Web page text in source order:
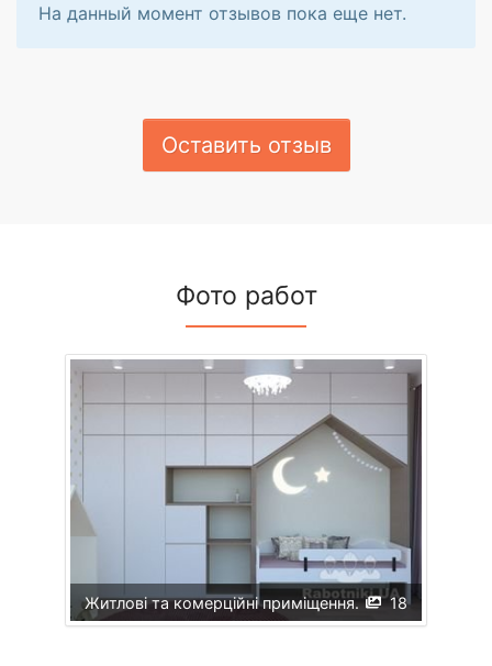
На данный момент отзывов пока еще нет.
Оставить отзыв
Фото работ
18
Житлові та комерційні приміщення.